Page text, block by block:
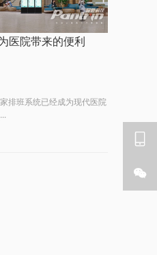
医院带来的便利
排班系统已经成为现代医院

